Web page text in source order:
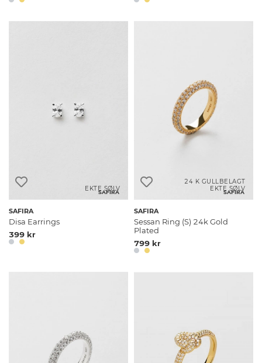
SAFIRA
EKTE SØLV
SAFIRA
Disa Earrings
399 kr
SAFIRA
24 K GULLBELAGT
EKTE SØLV
SAFIRA
Sessan Ring (S) 24k Gold
Plated
799 kr